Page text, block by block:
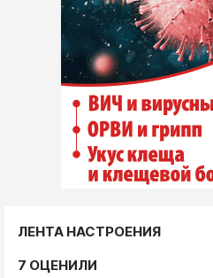
ЛЕНТА НАСТРОЕНИЯ
7 ОЦЕНИЛИ